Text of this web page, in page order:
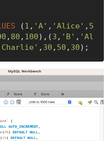
(1 , 'A' , 'Alice' , 5
, 80 , 100),(3 , 'B' , 'Al
, 30 , 50 , 30